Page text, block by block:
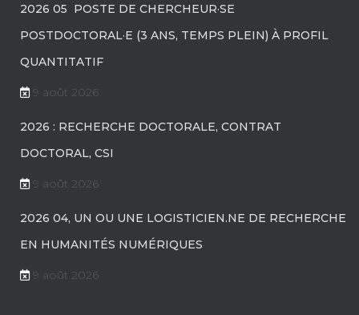
2026 05 POSTE DE CHERCHEUR·SE
POSTDOCTORAL·E (3 ANS, TEMPS PLEIN) À PROFIL
QUANTITATIF
9 août 2026
2026 : RECHERCHE DOCTORALE, CONTRAT
DOCTORAL, CSI
9 août 2026
2026 04, UN OU UNE LOGISTICIEN.NE DE RECHERCHE
EN HUMANITÉS NUMÉRIQUES
9 août 2026